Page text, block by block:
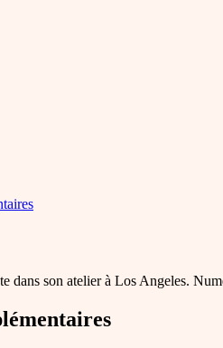
dans son atelier à Los Angeles.